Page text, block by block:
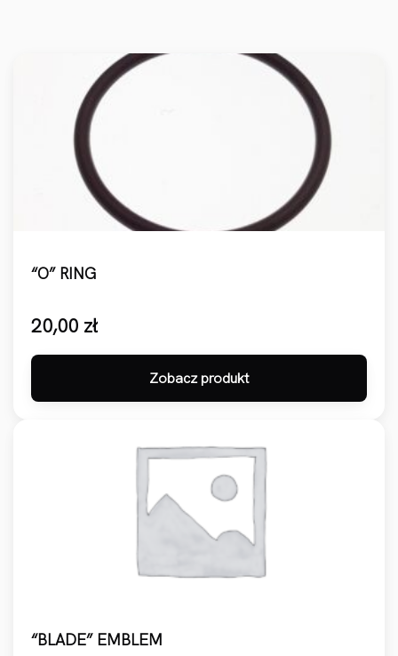
“O” RING
20,00 zł
Zobacz produkt
“BLADE” EMBLEM